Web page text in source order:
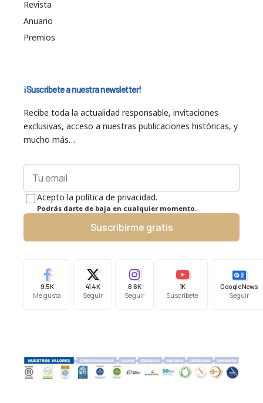
Revista
Anuario
Premios
¡Suscríbete a nuestra newsletter!
Recibe toda la actualidad responsable, invitaciones
exclusivas, acceso a nuestras publicaciones históricas, y
mucho más…
Acepto la política de privacidad.
Podrás darte de baja en cualquier momento.
Suscribirme gratis
9.5K
Me gusta
41.4K
Seguir
6.6K
Seguir
1K
Suscríbete
Google News
Seguir